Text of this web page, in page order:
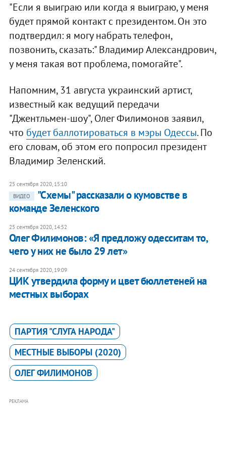
"Если я выиграю или когда я выиграю, у меня
будет прямой контакт с президентом. Он это
подтвердил: я могу набрать телефон,
позвонить, сказать:" Владимир Александрович,
у меня такая вот проблема, помогайте".
Напомним, 31 августа украинский артист,
известный как ведущий передачи
"Джентльмен-шоу", Олег Филимонов заявил,
что будет баллотироваться в мэры Одессы. По
его словам, об этом его попросил президент
Владимир Зеленский.
25 сентября 2020, 15:10
ВИДЕО
"Схемы" рассказали о кумовстве в
команде Зеленского
25 сентября 2020, 14:52
Олег Филимонов: «Я предложу одесситам то,
чего у них не было 29 лет»
24 сентября 2020, 19:09
ЦИК утвердила форму и цвет бюллетеней на
местных выборах
ПАРТИЯ "СЛУГА НАРОДА"
МЕСТНЫЕ ВЫБОРЫ (2020)
ОЛЕГ ФИЛИМОНОВ
РЕКЛАМА